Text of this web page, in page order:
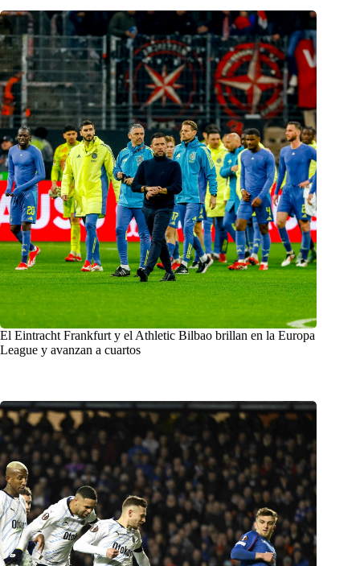
El Eintracht Frankfurt y el Athletic Bilbao brillan en la Europa
League y avanzan a cuartos